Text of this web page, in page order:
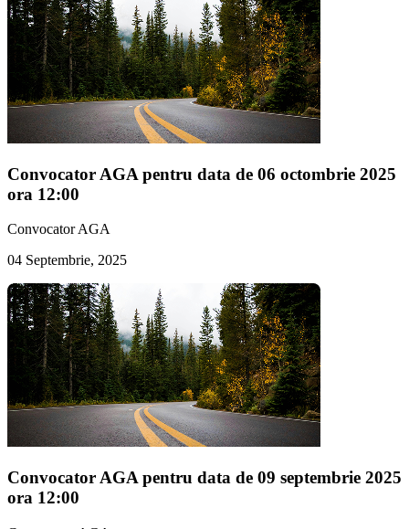
Convocator AGA pentru data de 06 octombrie 2025
ora 12:00
Convocator AGA
04 Septembrie, 2025
Convocator AGA pentru data de 09 septembrie 2025
ora 12:00